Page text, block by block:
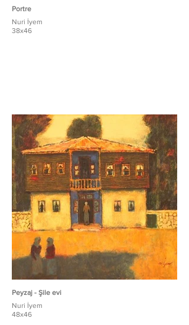
Portre
Nuri İyem
38x46
Peyzaj - Şile evi
Nuri İyem
48x46